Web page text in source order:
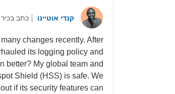
קנדי אוטיינו כתב
changes recently. After
its logging policy and
better? My global team and
Shield (HSS) is safe. We
if its security features can